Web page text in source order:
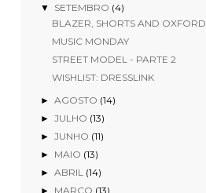
▼ SETEMBRO (4)
BLAZER, SHORTS AND OXFORD
MUSIC MONDAY
STREET MODEL - PARTE 2
WISHLIST: DRESSLINK
► AGOSTO (14)
► JULHO (13)
► JUNHO (11)
► MAIO (13)
► ABRIL (14)
► MARÇO (13)